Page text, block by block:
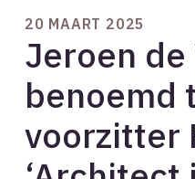
20 MAART 2025
Jeroen
benoemd
voorzitter